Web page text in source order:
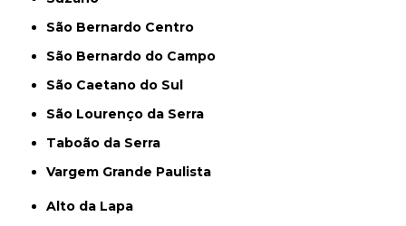
São Bernardo Centro
São Bernardo do Campo
São Caetano do Sul
São Lourenço da Serra
Taboão da Serra
Vargem Grande Paulista
Alto da Lapa